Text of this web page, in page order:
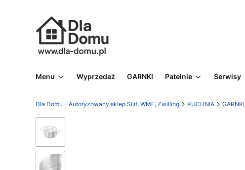
Menu Wyprzedaż GARNKI Patelnie Serwisy
Dla Domu - Autoryzowany sklep Silit, WMF, Zwilling KUCHNIA GARNKI